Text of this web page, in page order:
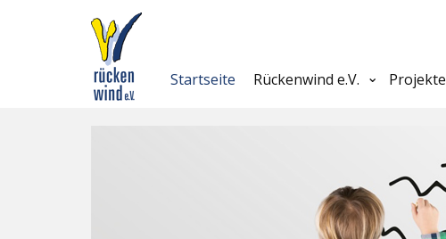
Startseite Rückenwind e.V. Projekte